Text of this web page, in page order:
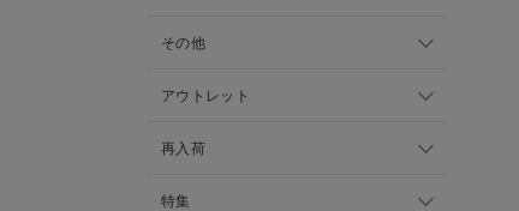
その他
アウトレット
再入荷
特集